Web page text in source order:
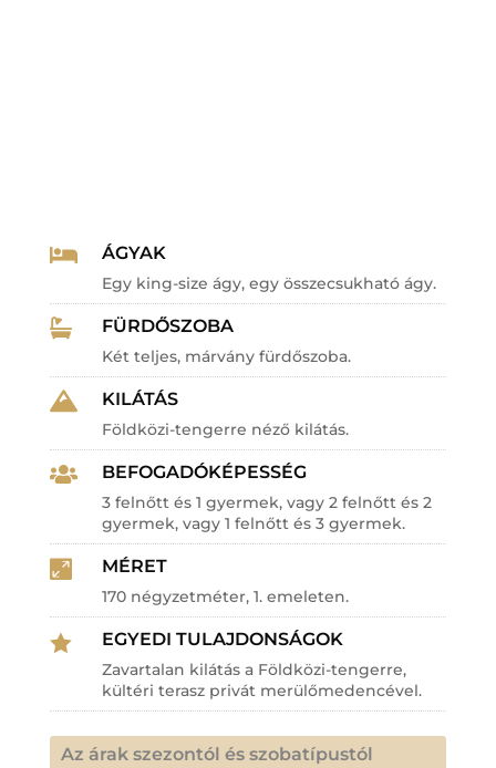
 ÁGYAK
Egy king-size ágy, egy összecsukható ágy.
 FÜRDŐSZOBA
Két teljes, márvány fürdőszoba.
 KILÁTÁS
Földközi-tengerre néző kilátás.
 BEFOGADÓKÉPESSÉG
3 felnőtt és 1 gyermek, vagy 2 felnőtt és 2
gyermek, vagy 1 felnőtt és 3 gyermek.
 MÉRET
170 négyzetméter, 1. emeleten.
 EGYEDI TULAJDONSÁGOK
Zavartalan kilátás a Földközi-tengerre,
kültéri terasz privát merülőmedencével.
Az árak szezontól és szobatípustól